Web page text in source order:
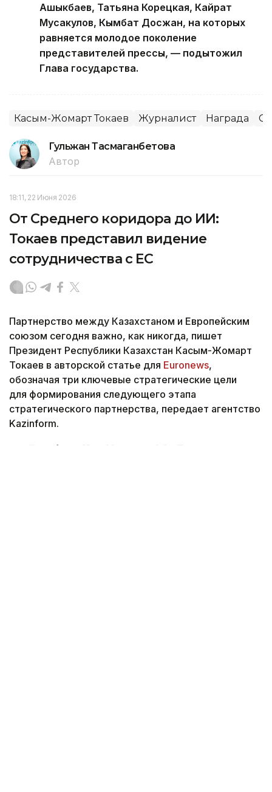
Ашыкбаев, Татьяна Корецкая, Кайрат
Мусакулов, Кымбат Досжан, на которых
равняется молодое поколение
представителей прессы, — подытожил
Глава государства.
Касым-Жомарт Токаев Журналист Награда
Гульжан Тасмаганбетова
Автор
18:11, 22 Июня 2026
От Среднего коридора до ИИ:
Токаев представил видение
сотрудничества с ЕС
Партнерство между Казахстаном и Европейским
союзом сегодня важно, как никогда, пишет
Президент Республики Казахстан Касым-Жомарт
Токаев в авторской статье для Euronews,
обозначая три ключевые стратегические цели
для формирования следующего этапа
стратегического партнерства, передает агентство
Kazinform.